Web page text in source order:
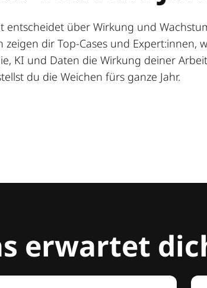
entscheidet über Wirkung und
zeigen dir Top-Cases und Expert:innen,
KI und Daten die Wirkung deiner
du die Weichen fürs ganze Jahr.
erwartet